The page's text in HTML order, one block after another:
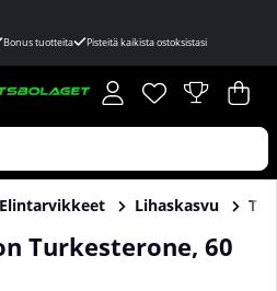
Bonus tuotteita Pisteitä kaikista ostoksistasi
Toivelista
Lukumäärä
. .
Lihaskasvu
Turkesterone, 60